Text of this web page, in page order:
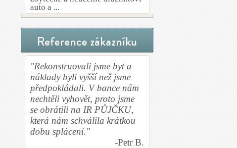
auto a ...
Reference zákazníku
"Rekonstruovali jsme byt a
náklady byli vyšší než jsme
předpokládali. V bance nám
nechtěli vyhovět, proto jsme
se obrátili na IR PŮJČKU,
která nám schválila krátkou
dobu splácení."
-Petr B.